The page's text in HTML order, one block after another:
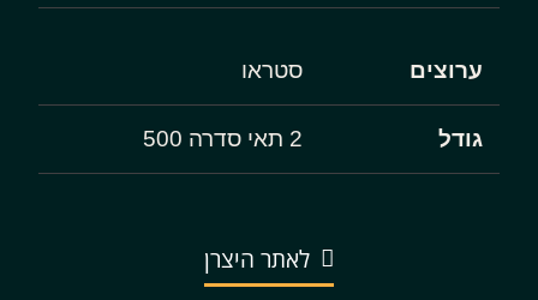
ערוצים סטראו
גודל 2 תאי סדרה 500
לאתר היצרן